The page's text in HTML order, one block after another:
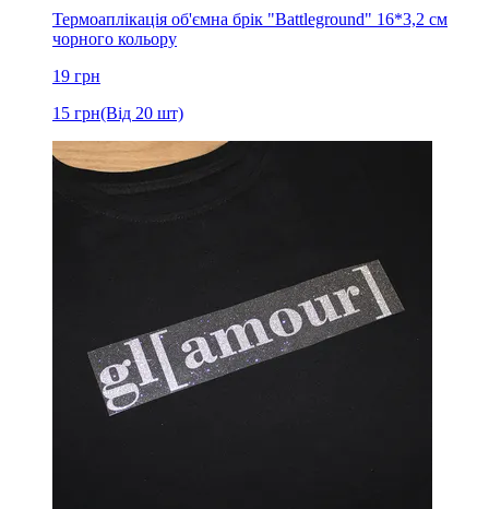
Термоаплікація об'ємна брік "Battleground" 16*3,2 см
чорного кольору
19 грн
15 грн(Від 20 шт)